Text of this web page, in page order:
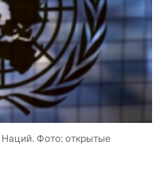
Фото: открытые